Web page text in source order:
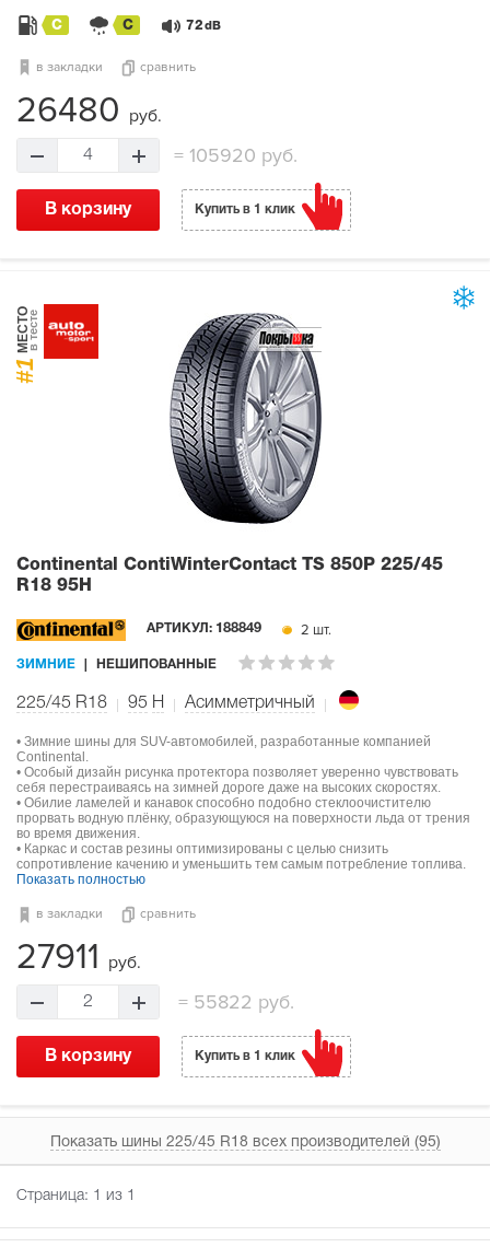
C C 72 dB
в закладки сравнить
26480 руб.
4 = 105920 руб.
В корзину Купить в 1 клик
#1
МЕСТОв тесте
Continental ContiWinterContact TS 850P 225/45
R18 95H
АРТИКУЛ: 188849 2 шт.
ЗИМНИЕ НЕШИПОВАННЫЕ
225/45 R18 95 H Асимметричный
• Зимние шины для SUV-автомобилей, разработанные компанией
Continental.
• Особый дизайн рисунка протектора позволяет уверенно чувствовать
себя перестраиваясь на зимней дороге даже на высоких скоростях.
• Обилие ламелей и канавок способно подобно стеклоочистителю
прорвать водную плёнку, образующуюся на поверхности льда от трения
во время движения.
• Каркас и состав резины оптимизированы с целью снизить
сопротивление качению и уменьшить тем самым потребление топлива.
Показать полностью
в закладки сравнить
27911 руб.
2 =55822 руб.
В корзину Купить в 1 клик
Показать шины 225/45 R18 всех производителей (95)
Страница: 1 из 1